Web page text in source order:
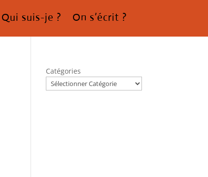
Qui suis-je ? On s’écrit ?
Catégories